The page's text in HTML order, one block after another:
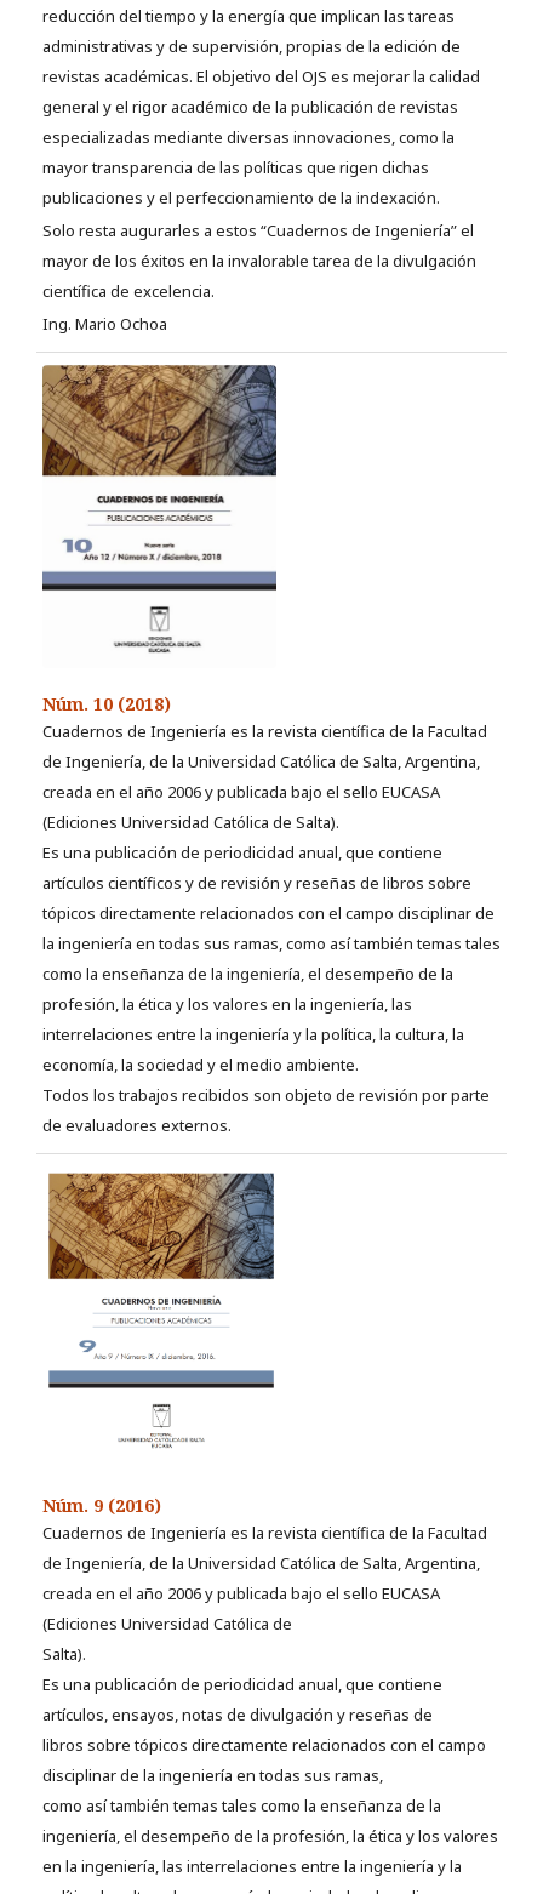
reducción del tiempo y la energía que implican las tareas
administrativas y de supervisión, propias de la edición de
revistas académicas. El objetivo del OJS es mejorar la calidad
general y el rigor académico de la publicación de revistas
especializadas mediante diversas innovaciones, como la
mayor transparencia de las políticas que rigen dichas
publicaciones y el perfeccionamiento de la indexación.
Solo resta augurarles a estos “Cuadernos de Ingeniería” el
mayor de los éxitos en la invalorable tarea de la divulgación
científica de excelencia.
Ing. Mario Ochoa
Núm. 10 (2018)
Cuadernos de Ingeniería es la revista científica de la Facultad
de Ingeniería, de la Universidad Católica de Salta, Argentina,
creada en el año 2006 y publicada bajo el sello EUCASA
(Ediciones Universidad Católica de Salta).
Es una publicación de periodicidad anual, que contiene
artículos científicos y de revisión y reseñas de libros sobre
tópicos directamente relacionados con el campo disciplinar de
la ingeniería en todas sus ramas, como así también temas tales
como la enseñanza de la ingeniería, el desempeño de la
profesión, la ética y los valores en la ingeniería, las
interrelaciones entre la ingeniería y la política, la cultura, la
economía, la sociedad y el medio ambiente.
Todos los trabajos recibidos son objeto de revisión por parte
de evaluadores externos.
Núm. 9 (2016)
Cuadernos de Ingeniería es la revista científica de la Facultad
de Ingeniería, de la Universidad Católica de Salta, Argentina,
creada en el año 2006 y publicada bajo el sello EUCASA
(Ediciones Universidad Católica de
Salta).
Es una publicación de periodicidad anual, que contiene
artículos, ensayos, notas de divulgación y reseñas de
libros sobre tópicos directamente relacionados con el campo
disciplinar de la ingeniería en todas sus ramas,
como así también temas tales como la enseñanza de la
ingeniería, el desempeño de la profesión, la ética y los valores
en la ingeniería, las interrelaciones entre la ingeniería y la